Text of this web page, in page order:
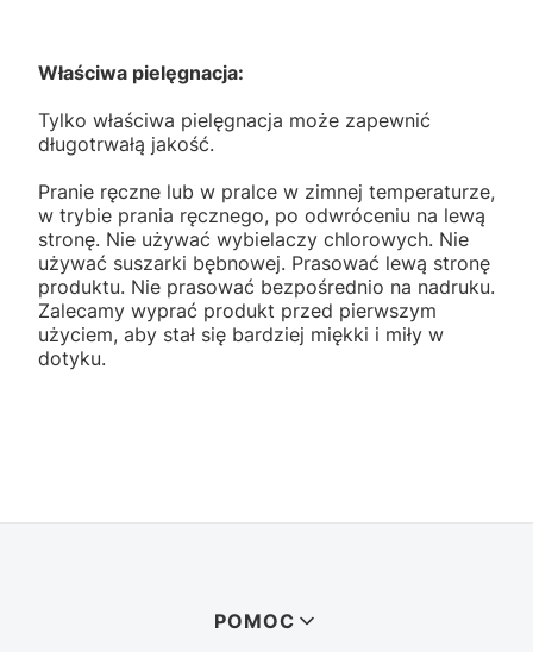
Właściwa pielęgnacja:
Tylko właściwa pielęgnacja może zapewnić
długotrwałą jakość.
Pranie ręczne lub w pralce w zimnej temperaturze,
w trybie prania ręcznego, po odwróceniu na lewą
stronę. Nie używać wybielaczy chlorowych. Nie
używać suszarki bębnowej. Prasować lewą stronę
produktu. Nie prasować bezpośrednio na nadruku.
Zalecamy wyprać produkt przed pierwszym
użyciem, aby stał się bardziej miękki i miły w
dotyku.
POMOC